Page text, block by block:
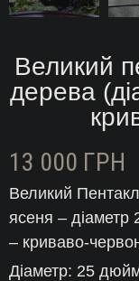
Великий
дерева
13 000 ГРН
Великий
ясеня – діаметр
– криваво-
Діаметр: 25